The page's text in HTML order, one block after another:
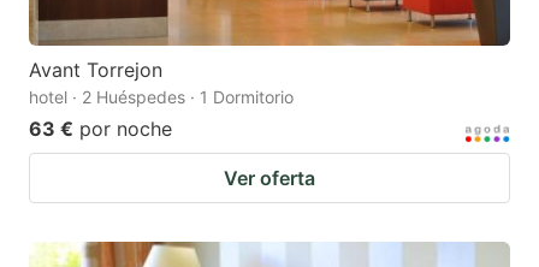
Avant Torrejon
hotel · 2 Huéspedes · 1 Dormitorio
63 € por noche
Ver oferta